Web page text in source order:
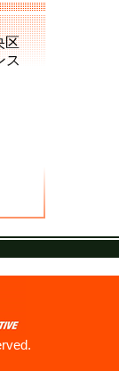
区
ス